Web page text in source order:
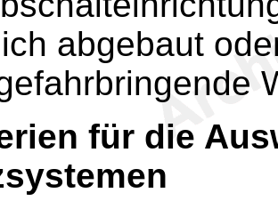
abgebaut
für die